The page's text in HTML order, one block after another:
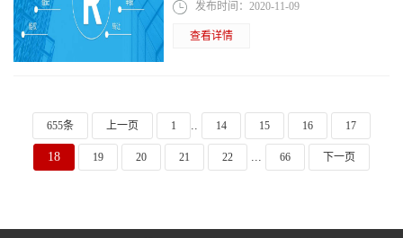
期，就会有一些问题出现，从而影响到公司。
所以今天小编给大家讲解一下成都公司注...
发布时间： 2020-11-09
查看详情
655条 上一页 1 .. 14 15 16 17
18 19 20 21 22 ... 66 下一页